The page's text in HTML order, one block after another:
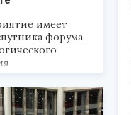
имеет
форума
2026».